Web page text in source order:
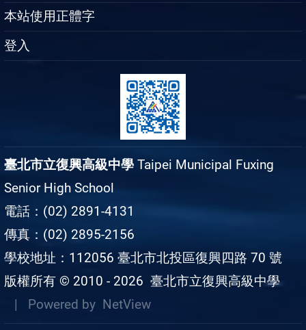
本站使用正體字
登入
臺北市立復興高級中學 Taipei Municipal Fuxing
Senior High School
電話：(02) 2891-4131
傳真：(02) 2895-2156
學校地址：112056 臺北市北投區復興四路 70 號
版權所有 © 2010 - 2026 臺北市立復興高級中學
| Powered by NetView